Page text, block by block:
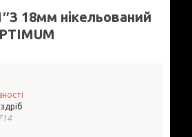
18мм нікельований